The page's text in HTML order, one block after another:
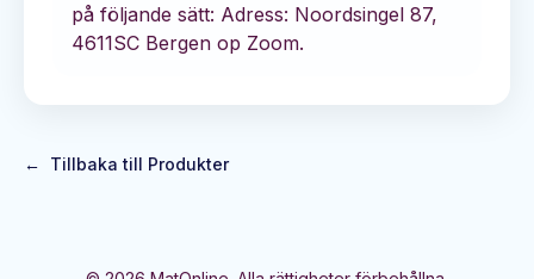
på följande sätt: Adress: Noordsingel 87,
4611SC Bergen op Zoom.
← Tillbaka till Produkter